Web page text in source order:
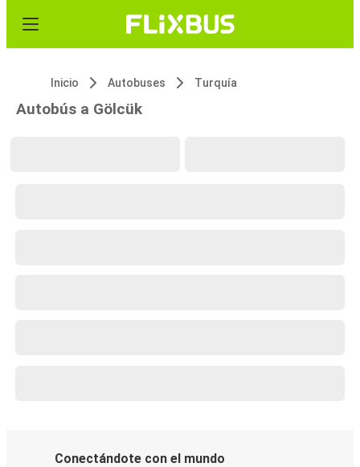
Inicio Autobuses Turquía
Autobús a Gölcük
Conectándote con el mundo